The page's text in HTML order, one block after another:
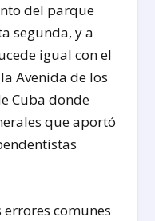
del parque
segunda, y a
igual con el
Avenida de los
Cuba donde
que aportó
comunes